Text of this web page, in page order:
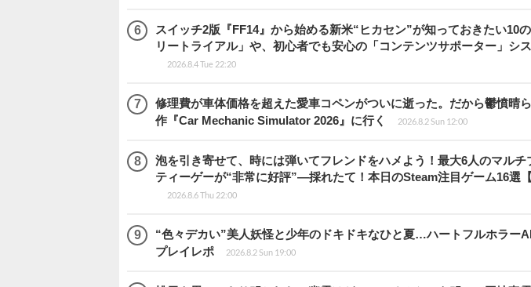
スイッチ2版『FF14』から始める新米“ヒカセン”が知っておきたい10
リートライアル」や、初心者でも安心の「コンテンツサポーター」シス
2026.8.4 Tue 22:20
修理費が車体価格を超えた愛車コペンがついに逝った。だから鬱憤晴
作『Car Mechanic Simulator 2026』に行く
2026.8.2 Sun 12:00
泡を引き寄せて、時には弾いてフレンドをハメよう！最大6人のマル
ティーゲーが“非常に好評”―採れたて！本日のSteam注目ゲーム16選【
2026.8.6 Thu 22:00
“色々デカい”美人妖怪と少年のドキドキなひと夏…ハートフルホラー
プレイレポ
2026.8.2 Sun 19:00